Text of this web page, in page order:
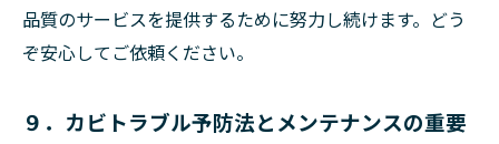
品質のサービスを提供するために努力し続けます。どう
ぞ安心してご依頼ください。
９．カビトラブル予防法とメンテナンスの重要